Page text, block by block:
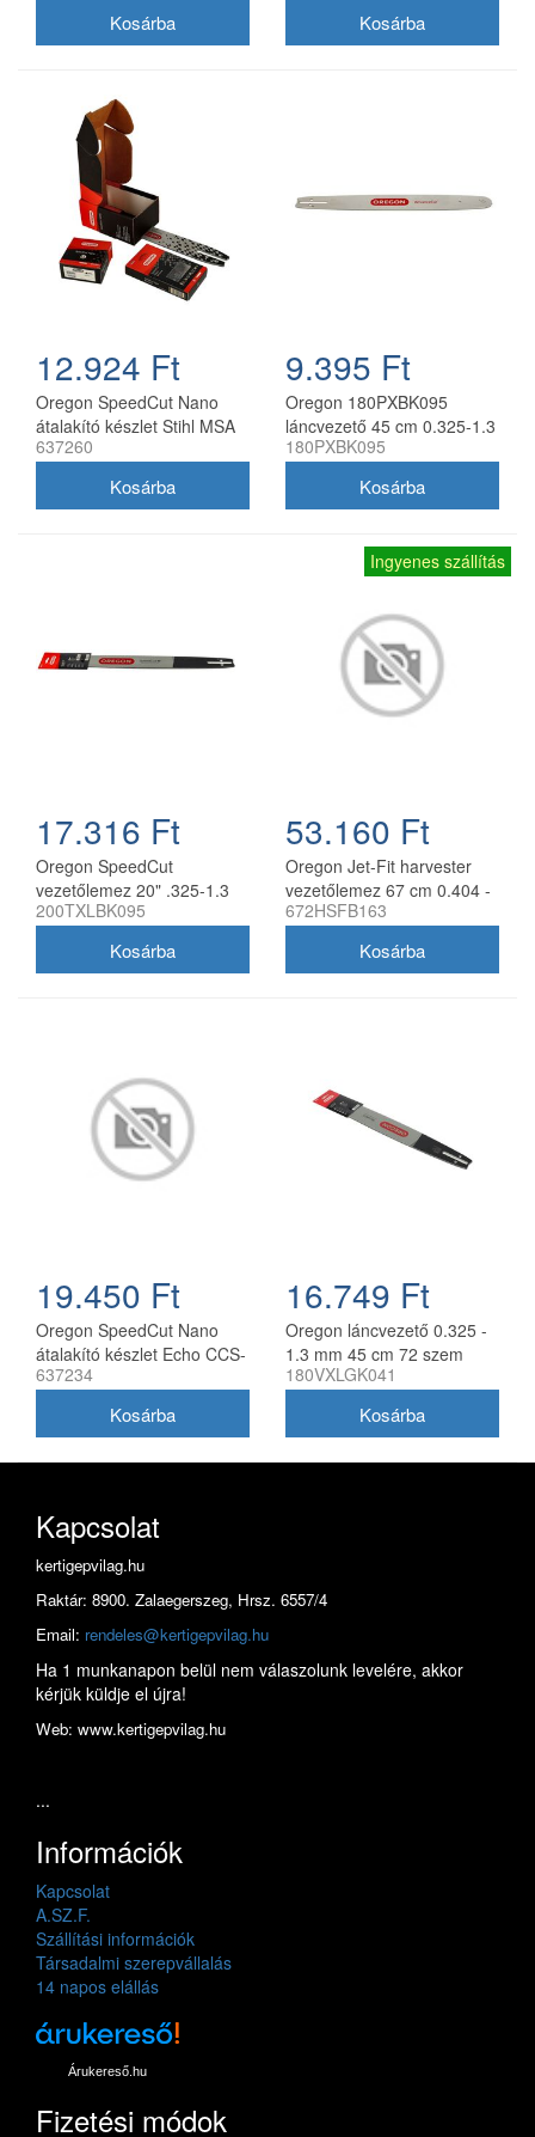
12.924 Ft
Oregon SpeedCut Nano
átalakító készlet Stihl MSA
161T 10" 325 1,1 mm
637260
9.395 Ft
Oregon 180PXBK095
láncvezető 45 cm 0.325-1.3
mm 72 szemes Husqvarna
180PXBK095
17.316 Ft
Oregon SpeedCut
vezetőlemez 20" .325-1.3
mm 78 szem Husqvarna
200TXLBK095
Ingyenes szállítás
53.160 Ft
Oregon Jet-Fit harvester
vezetőlemez 67 cm 0.404 -
2.0 mm
672HSFB163
19.450 Ft
Oregon SpeedCut Nano
átalakító készlet Echo CCS-
58V láncfűrészhez 40 cm
637234
16.749 Ft
Oregon láncvezető 0.325 -
1.3 mm 45 cm 72 szem
Husqvarna fűrészekhez
180VXLGK041
Kapcsolat
kertigepvilag.hu
Raktár: 8900. Zalaegerszeg, Hrsz. 6557/4
Email: rendeles@kertigepvilag.hu
Ha 1 munkanapon belül nem válaszolunk levelére, akkor
kérjük küldje el újra!
Web: www.kertigepvilag.hu
...
Információk
Kapcsolat
A.SZ.F.
Szállítási információk
Társadalmi szerepvállalás
14 napos elállás
Árukereső.hu
Fizetési módok